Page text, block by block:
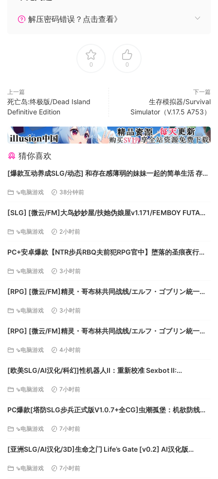
（Baldspot）回来了！
在一个持久的世界中，由元游戏系统提供动力，可以进行
Muldraugh和西点周围乡村和城市的不断扩张
完整的荒野生存系统，动物和狩猎食物。
更多物品，制作配方，武器和游戏系统。
Steam Workshop和成就支持
操作系统：win，7，10
需要64位操作系统
处理器：Intel 2.77GHz Dual Core；四核推荐
硬盘空间：3gig
显卡：专用显卡，最低1 GB RAM，并支持GLSL 1.2
解压密码错误？点击查看》
0 0
上一篇
死亡岛:终极版/Dead Island
Definitive Edition
下一篇
生存模拟器/Survival
Simulator（V.17.5 A753）
猜你喜欢
[爆款互动养成SLG/动态] 和存在感薄弱的妹妹一起的简单生活 存在
rev.2 官方中文步兵版+全cg存档 [PC+安卓]
⇘电脑游戏 38分钟前
[SLG] [微云/FM]大鸟妙妙屋/扶她伪娘屋v1.171/FEMBOY FUTA
⇘电脑游戏 2小时前
PC+安卓爆款【NTR步兵RBQ夫前犯RPG官中】堕落的圣痕夜行传
【6.5G】百度/迅雷/UC/夸克
⇘电脑游戏 3小时前
[RPG] [微云/FM]精灵・哥布林共同战线/エルフ・ゴブリン統一戦
⇘电脑游戏 3小时前
[RPG] [微云/FM]精灵・哥布林共同战线/エルフ・ゴブリン統一戦
⇘电脑游戏 4小时前
[欧美SLG/AI汉化/科幻]性机器人II：重新校准 Sexbot II:
⇘电脑游戏 7小时前
PC爆款[塔防SLG步兵正式版V1.0.7+全CG]虫潮孤堡：机欲防线
迅雷/UC/夸克
⇘电脑游戏 7小时前
[亚洲SLG/AI汉化/3D]生命之门 Life’s Gate [v0.2] AI汉化版
⇘电脑游戏 7小时前